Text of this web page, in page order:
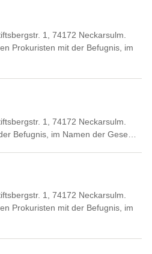
1, 74172 Neckarsulm.
Prokuristen mit der Befugnis, im
1, 74172 Neckarsulm.
Befugnis, im Namen der Gese…
1, 74172 Neckarsulm.
Prokuristen mit der Befugnis, im